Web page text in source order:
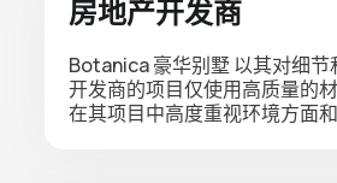
房地产开发商
Botanica 豪华别墅以其对细节
开发商的项目仅使用高质量的
在其项目中高度重视环境方面和